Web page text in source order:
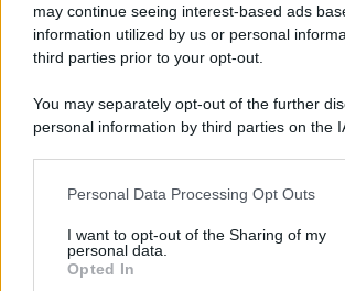
may continue seeing interest-based ads
information utilized by us or personal
third parties prior to your opt-out.
You may separately opt-out of the further
personal information by third parties on the
This information may also be disclosed by
disclose it to other third parties.
Please note that this website/app uses one
Personal Data Processing Opt Outs
I want to opt-out of the Sharing of my
personal data.
Opted In